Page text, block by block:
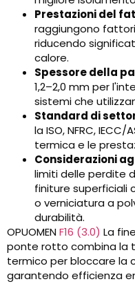
Prestazioni del
raggiungono fattori
riducendo
calore.
Spessore della
1,2–2,0 mm per
sistemi che
Standard di
la ISO, NFRC, IECC/
termica e le
Considerazioni
limiti delle perdite
finiture superficiali
o verniciatura a
durabilità.
OPUOMEN F16 (3.0) La
ponte rotto combina la
termico per bloccare la
garantendo efficienza